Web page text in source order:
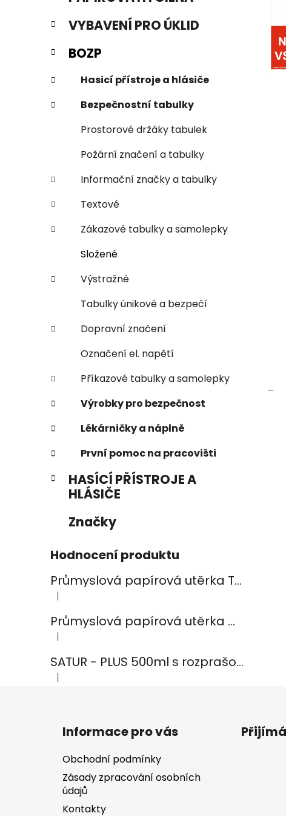
n
í
p
n
l
VYBAVENÍ PRO ÚKLID
BOZP
Hasicí přístroje a hlásiče
Bezpečnostní tabulky
Prostorové držáky tabulek
Požární značení a tabulky
Informační značky a tabulky
Textové
Zákazové tabulky a samolepky
Složené
Výstražné
Tabulky únikové a bezpečí
Dopravní značení
Označení el. napětí
Příkazové tabulky a samolepky
Výrobky pro bezpečnost
Lékárničky a náplně
První pomoc na pracovišti
HASÍCÍ PŘÍSTROJE A
HLÁSIČE
Značky
Hodnocení produktu
Průmyslová papírová utěrka TEMCA PROFIX Durex plus - 2ks
Hodnocení produktu je 5 z 5 hvězdiček.
|
Průmyslová papírová utěrka CELTEX Smart White 800, šířka 24cm, 2vrstvy
Hodnocení produktu je 5 z 5 hvězdiček.
|
SATUR - PLUS 500ml s rozprašovačem na koupelny
Hodnocení produktu je 5 z 5 hvězdiček.
|
...
Informace pro vás
Obchodní podmínky
Zásady zpracování osobních
údajů
Kontakty